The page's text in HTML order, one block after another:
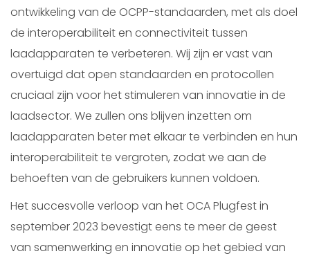
ontwikkeling van de OCPP-standaarden, met als doel
de interoperabiliteit en connectiviteit tussen
laadapparaten te verbeteren. Wij zijn er vast van
overtuigd dat open standaarden en protocollen
cruciaal zijn voor het stimuleren van innovatie in de
laadsector. We zullen ons blijven inzetten om
laadapparaten beter met elkaar te verbinden en hun
interoperabiliteit te vergroten, zodat we aan de
behoeften van de gebruikers kunnen voldoen.
Het succesvolle verloop van het OCA Plugfest in
september 2023 bevestigt eens te meer de geest
van samenwerking en innovatie op het gebied van